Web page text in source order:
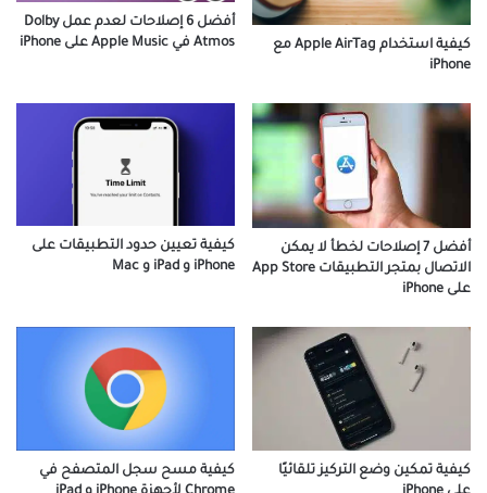
كيفية استخدام Apple AirTag مع
iPhone
أفضل 6 إصلاحات لعدم عمل Dolby
Atmos في Apple Music على iPhone
أفضل 7 إصلاحات لخطأ لا يمكن
الاتصال بمتجر التطبيقات App Store
على iPhone
كيفية تعيين حدود التطبيقات على
iPhone و iPad و Mac
كيفية تمكين وضع التركيز تلقائيًا
كيفية مسح سجل المتصفح في